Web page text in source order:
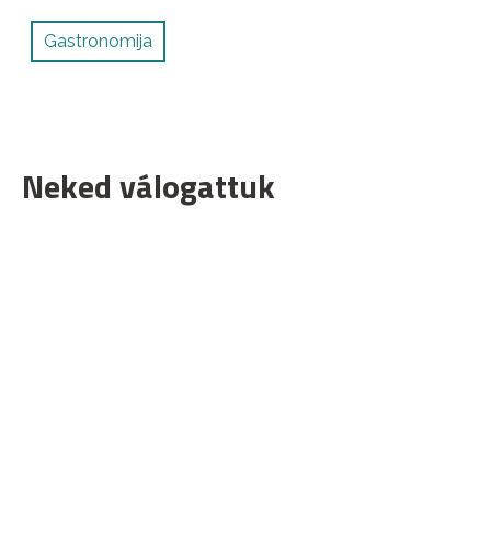
Gastronomija
Neked válogattuk